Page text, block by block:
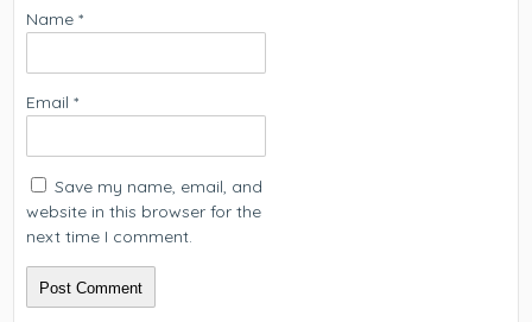
Name*
Email*
Save my name, email, and
website in this browser for the
next time I comment.